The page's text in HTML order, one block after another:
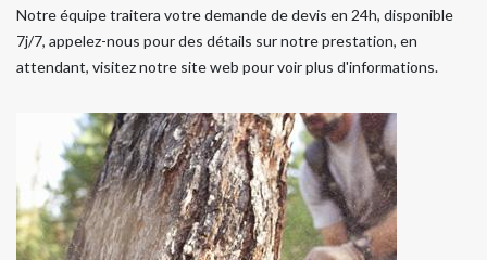
Notre équipe traitera votre demande de devis en 24h, disponible
7j/7, appelez-nous pour des détails sur notre prestation, en
attendant, visitez notre site web pour voir plus d'informations.